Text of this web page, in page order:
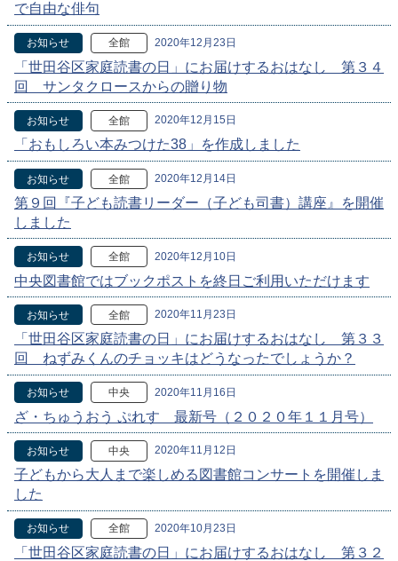
で自由な俳句
お知らせ 全館 2020年12月23日
「世田谷区家庭読書の日」にお届けするおはなし 第３４
回 サンタクロースからの贈り物
お知らせ 全館 2020年12月15日
「おもしろい本みつけた38」を作成しました
お知らせ 全館 2020年12月14日
第９回『子ども読書リーダー（子ども司書）講座』を開催
しました
お知らせ 全館 2020年12月10日
中央図書館ではブックポストを終日ご利用いただけます
お知らせ 全館 2020年11月23日
「世田谷区家庭読書の日」にお届けするおはなし 第３３
回 ねずみくんのチョッキはどうなったでしょうか？
お知らせ 中央 2020年11月16日
ざ・ちゅうおう ぷれす 最新号（２０２０年１１月号）
お知らせ 中央 2020年11月12日
子どもから大人まで楽しめる図書館コンサートを開催しま
した
お知らせ 全館 2020年10月23日
「世田谷区家庭読書の日」にお届けするおはなし 第３２